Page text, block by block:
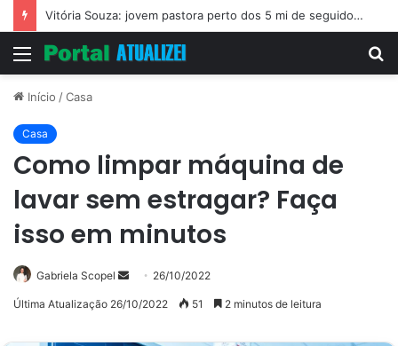
Vitória Souza: jovem pastora perto dos 5 mi de seguidores na web
Menu
Início /Casa
Casa
Como limpar máquina de
lavar sem estragar? Faça
isso em minutos
Gabriela Scopel
Mande26/10/2022
Última Atualização 26/10/2022 51 2 minutos de leitura